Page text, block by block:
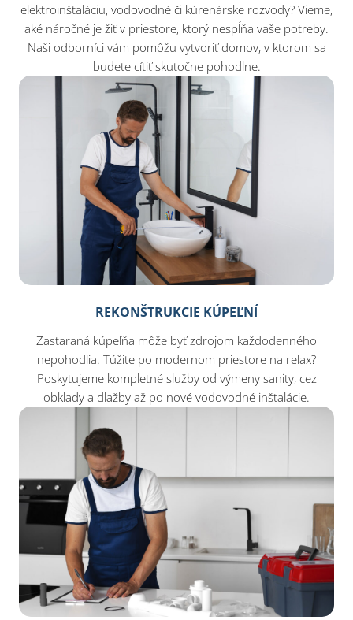
elektroinštaláciu, vodovodné či kúrenárske rozvody? Vieme,
aké náročné je žiť v priestore, ktorý nespĺňa vaše potreby.
Naši odborníci vám pomôžu vytvoriť domov, v ktorom sa
budete cítiť skutočne pohodlne.
REKONŠTRUKCIE KÚPEĽNÍ
Zastaraná kúpeľňa môže byť zdrojom každodenného
nepohodlia. Túžite po modernom priestore na relax?
Poskytujeme kompletné služby od výmeny sanity, cez
obklady a dlažby až po nové vodovodné inštalácie.